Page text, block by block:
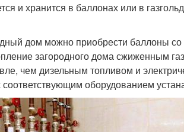
и хранится в баллонах или в
дом можно приобрести баллоны
загородного дома сжиженным
чем дизельным топливом и
оборудованием